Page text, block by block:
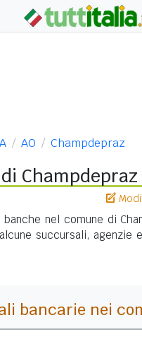
AO Champdepraz
Champdepraz
nel comune di
succursali, agenzie
bancarie nei